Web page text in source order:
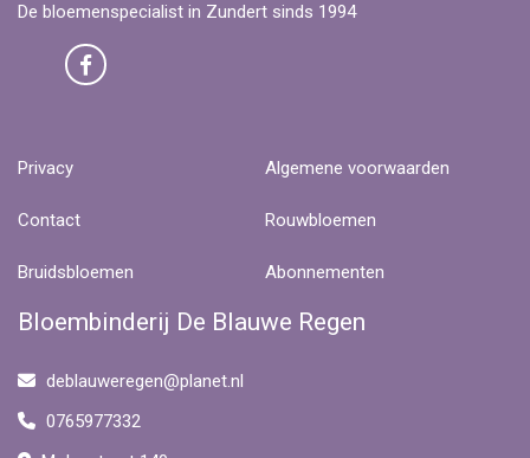
De bloemenspecialist in Zundert sinds 1994
Privacy Algemene voorwaarden
Contact Rouwbloemen
Bruidsbloemen Abonnementen
Bloembinderij De Blauwe Regen
deblauweregen@planet.nl
0765977332